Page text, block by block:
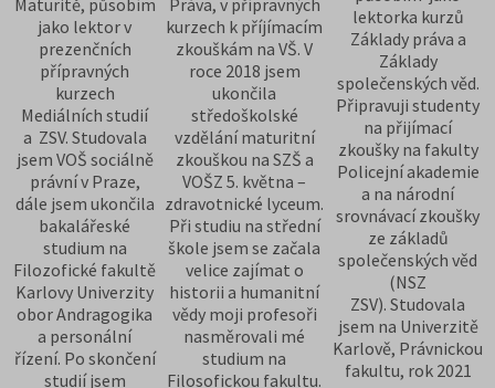
jako lektor v
prezenčních
přípravných
kurzech
Mediálních studií
a ZSV. Studovala
jsem VOŠ sociálně
právní v Praze,
dále jsem ukončila
bakalářeské
studium na
Filozofické fakultě
Karlovy Univerzity
obor Andragogika
a personální
řízení. Po skončení
studií jsem
kurzech k příjímacím
zkouškám na VŠ. V
roce 2018 jsem
ukončila
středoškolské
vzdělání maturitní
zkouškou na SZŠ a
VOŠZ 5. května –
zdravotnické lyceum.
Při studiu na střední
škole jsem se začala
velice zajímat o
historii a humanitní
vědy moji profesoři
nasměrovali mé
studium na
Filosofickou fakultu.
lektorka kurzů
Základy práva a
Základy
společenských věd.
Připravuji studenty
na přijímací
zkoušky na fakulty
Policejní akademie
a na národní
srovnávací zkoušky
ze základů
společenských věd
(NSZ
ZSV). Studovala
jsem na Univerzitě
Karlově, Právnickou
fakultu, rok 2021